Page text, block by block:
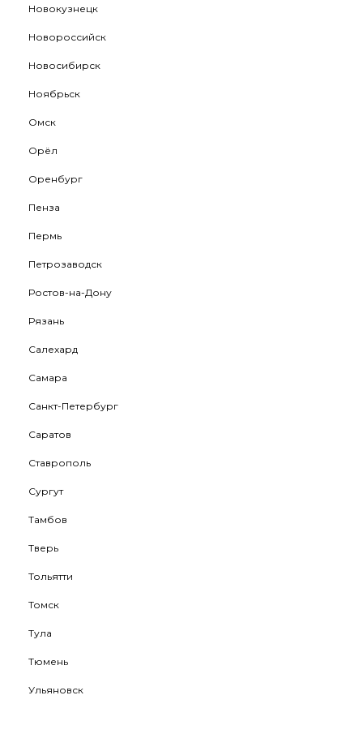
Новокузнецк
Новороссийск
Новосибирск
Ноябрьск
Омск
Орёл
Оренбург
Пенза
Пермь
Петрозаводск
Ростов-на-Дону
Рязань
Салехард
Самара
Санкт-Петербург
Саратов
Ставрополь
Сургут
Тамбов
Тверь
Тольятти
Томск
Тула
Тюмень
Ульяновск